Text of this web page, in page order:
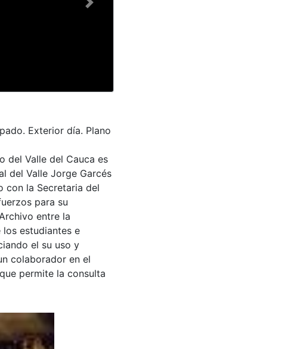
Next
Exterior día. Plano
del Valle del Cauca es
del Valle Jorge Garcés
con la Secretaria del
para su
entre la
los estudiantes e
el su uso y
colaborador en el
permite la consulta